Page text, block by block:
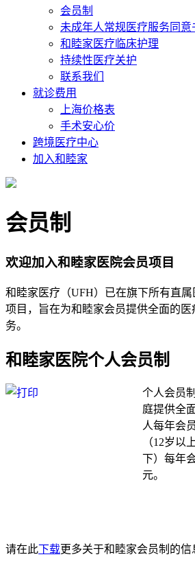
会员制
未成年人常规医疗服务同意
和睦家医疗临床护理
持续性医疗关护
联系我们
就诊费用
上海价格表
手术安心价
跨境医疗中心
加入和睦家
会员制
欢迎加入和睦家医院会员项目
和睦家医疗（UFH）已在旗下所有直
项目，旨在为和睦家会员提供全面的
务。
和睦家医院个人会员制
个人会员
庭提供全
人每年会
（12岁以
下）每年
元。
请在此下载更多关于和睦家会员制的信